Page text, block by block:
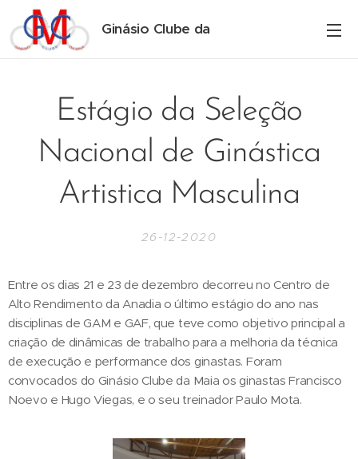
Ginásio Clube da
Estágio da Seleção
Nacional de Ginástica
Artistica Masculina
26-12-2020
Entre os dias 21 e 23 de dezembro decorreu no Centro de
Alto Rendimento da Anadia o último estágio do ano nas
disciplinas de GAM e GAF, que teve como objetivo principal a
criação de dinâmicas de trabalho para a melhoria da técnica
de execução e performance dos ginastas. Foram
convocados do Ginásio Clube da Maia os ginastas Francisco
Noevo e Hugo Viegas, e o seu treinador Paulo Mota.